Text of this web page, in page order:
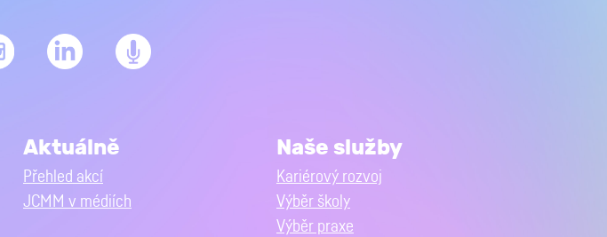
Aktuálně
Přehled akcí
JCMM v médiích
Naše služby
Kariérový rozvoj
Výběr školy
Výběr praxe